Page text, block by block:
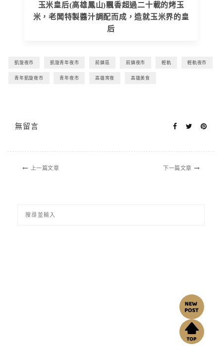
玉米皇后(高雄鳳山)飄香超過二十載的烤玉
米，老闆特製醬汁調配而成，造就玉米界的皇
后
凱旋夜市 凱旋青年夜市 前鎮區 前鎮夜市 輕軌 輕軌夜市
青年凱旋夜市 青年夜市 高雄宵夜 高雄美食
無留言
上一篇文章 下一篇文章